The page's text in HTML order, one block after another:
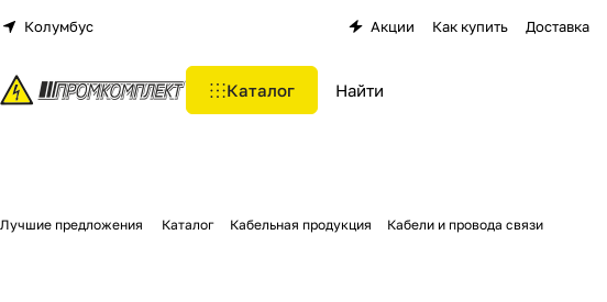
Колумбус Акции Как купить Доставка
Каталог
Лучшие предложения Каталог Кабельная продукция Кабели и провода связи